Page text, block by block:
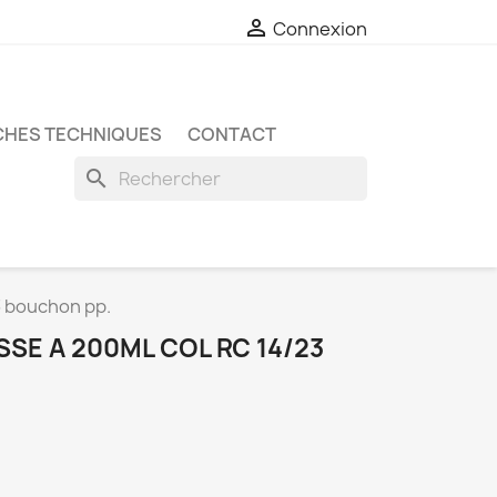
 Connexion
TECHNIQUES CONTACT
search
bouchon pp.
A 200ML COL RC 14/23